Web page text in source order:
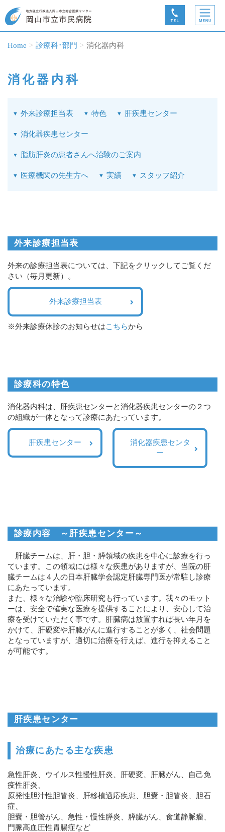
Home 診療科･部門 消化器内科
消化器内科
外来診療担当表 特色 肝疾患センター
消化器疾患センター
脂肪肝炎の患者さんへ治験のご案内
医療機関の先生方へ 実績 スタッフ紹介
外来診療担当表
外来の診療担当表については、下記をクリックしてご覧くだ
さい（毎月更新）。
外来診療担当表
※外来診療休診のお知らせはこちらから
診療科の特色
消化器内科は、肝疾患センターと消化器疾患センターの２つ
の組織が一体となって診療にあたっています。
肝疾患センター
消化器疾患センタ
ー
診療内容 ～肝疾患センター～
肝臓チームは、肝・胆・膵領域の疾患を中心に診療を行っ
ています。この領域には様々な疾患がありますが、当院の肝
臓チームは４人の日本肝臓学会認定肝臓専門医が常駐し診療
にあたっています。
また、様々な治験や臨床研究も行っています。我々のモット
ーは、安全で確実な医療を提供することにより、安心して治
療を受けていただく事です。肝臓病は放置すれば長い年月を
かけて、肝硬変や肝臓がんに進行することが多く、社会問題
となっていますが、適切に治療を行えば、進行を抑えること
が可能です。
肝疾患センター
治療にあたる主な疾患
急性肝炎、ウイルス性慢性肝炎、肝硬変、肝臓がん、自己免
疫性肝炎、
原発性胆汁性胆管炎、肝移植適応疾患、胆嚢・胆管炎、胆石
症、
胆嚢・胆管がん、急性・慢性膵炎、膵臓がん、食道静脈瘤、
門脈高血圧性胃腸症など